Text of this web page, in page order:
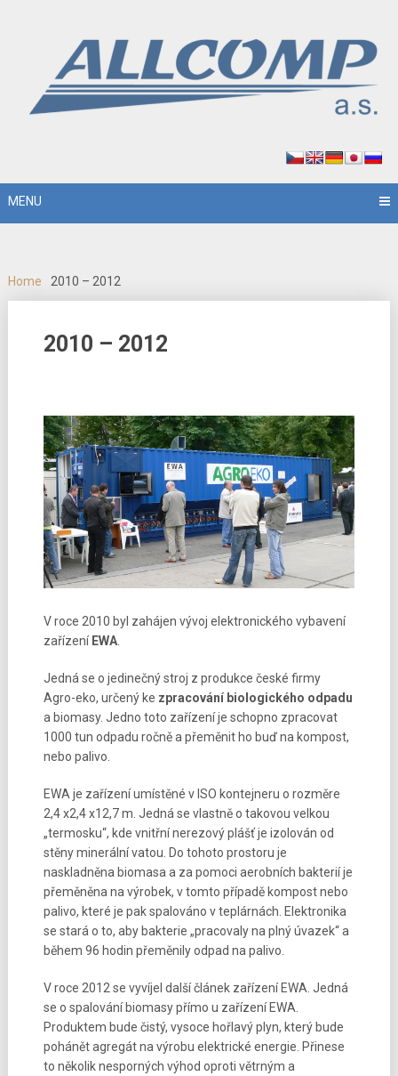
MENU
Home 2010 – 2012
2010 – 2012
V roce 2010 byl zahájen vývoj elektronického vybavení
zařízení EWA.
Jedná se o jedinečný stroj z produkce české firmy
Agro-eko, určený ke zpracování biologického odpadu
a biomasy. Jedno toto zařízení je schopno zpracovat
1000 tun odpadu ročně a přeměnit ho buď na kompost,
nebo palivo.
EWA je zařízení umístěné v ISO kontejneru o rozměre
2,4 x2,4 x12,7 m. Jedná se vlastně o takovou velkou
„termosku“, kde vnitřní nerezový plášť je izolován od
stěny minerální vatou. Do tohoto prostoru je
naskladněna biomasa a za pomoci aerobních bakterií je
přeměněna na výrobek, v tomto případě kompost nebo
palivo, které je pak spalováno v teplárnách. Elektronika
se stará o to, aby bakterie „pracovaly na plný úvazek“ a
během 96 hodin přeměnily odpad na palivo.
V roce 2012 se vyvíjel další článek zařízení EWA. Jedná
se o spalování biomasy přímo u zařízení EWA.
Produktem bude čistý, vysoce hořlavý plyn, který bude
pohánět agregát na výrobu elektrické energie. Přinese
to několik nesporných výhod oproti větrným a